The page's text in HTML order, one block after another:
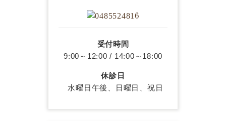
受付時間
9:00～12:00 / 14:00～18:00
休診日
水曜日午後、日曜日、祝日